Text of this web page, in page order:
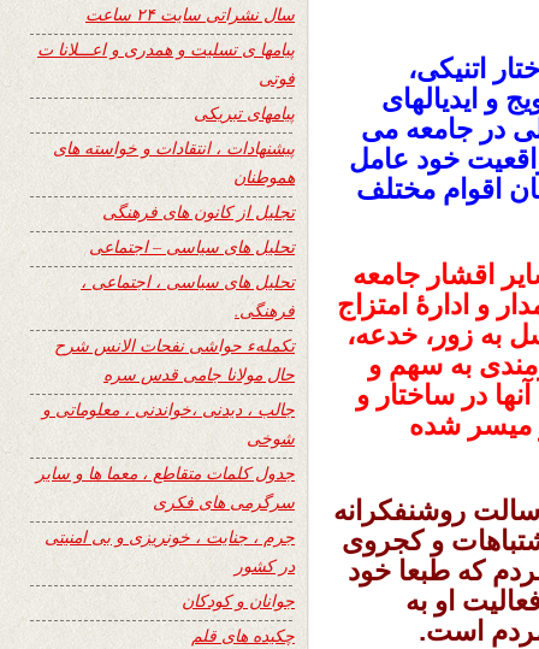
اتنیکی،
و ایدیالهای
در جامعه می
خود عامل
اقوام مختلف
اقشار جامعه
و ادارۀ امتزاج
به زور، خدعه،
به سهم و
در ساختار و
میسر شده
روشنفکرانه
و کجروی
که طبعا خود
او به
مردم است.
سال نشراتی سایت ۲۴ ساعت
پیامها ی تسلیت و همدری و اعـــلانا ت
فوتی
پیامهای تبریکی
پیشنهادات ، انتقادات و خواسته های
هموطنان
تجلیل از کانون های فرهنگی
تحلیل های سیاسی – اجتماعی
تحلیل های سیاسی ، اجتماعی ،
فرهنگی.
تکملهء حواشی نفحات الانس شرح
حال مولانا جامی قدس سره
جالب ، دیدنی ،خواندنی ، معلوماتی و
شوخی
جدول کلمات متقاطع ، معما ها و سایر
سرگرمی های فکری
جرم ، جنایت ، خونریزی و بی امنیتی
در کشور
جوانان و کودکان
چکیده های قلم